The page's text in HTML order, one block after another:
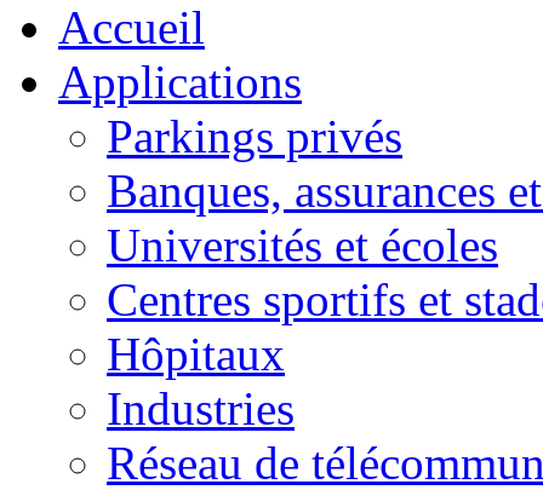
Accueil
Applications
Parkings privés
Banques, assurances
Universités et écoles
Centres sportifs et
Hôpitaux
Industries
Réseau de